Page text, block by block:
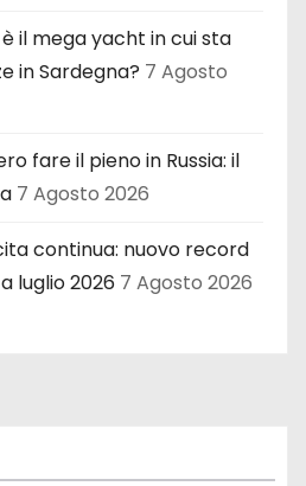
il mega yacht in cui sta
in Sardegna? 7 Agosto
fare il pieno in Russia: il
7 Agosto 2026
continua: nuovo record
luglio 2026 7 Agosto 2026